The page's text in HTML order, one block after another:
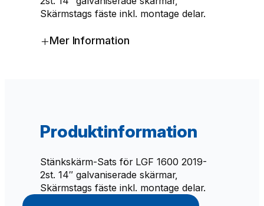
ä
r
-
G
F
1
6
Skärmstags fäste inkl. montage delar.
+Mer Information
Produktinformation
Stänkskärm-Sats för LGF 1600 2019-
2st. 14″ galvaniserade skärmar,
Skärmstags fäste inkl. montage delar.